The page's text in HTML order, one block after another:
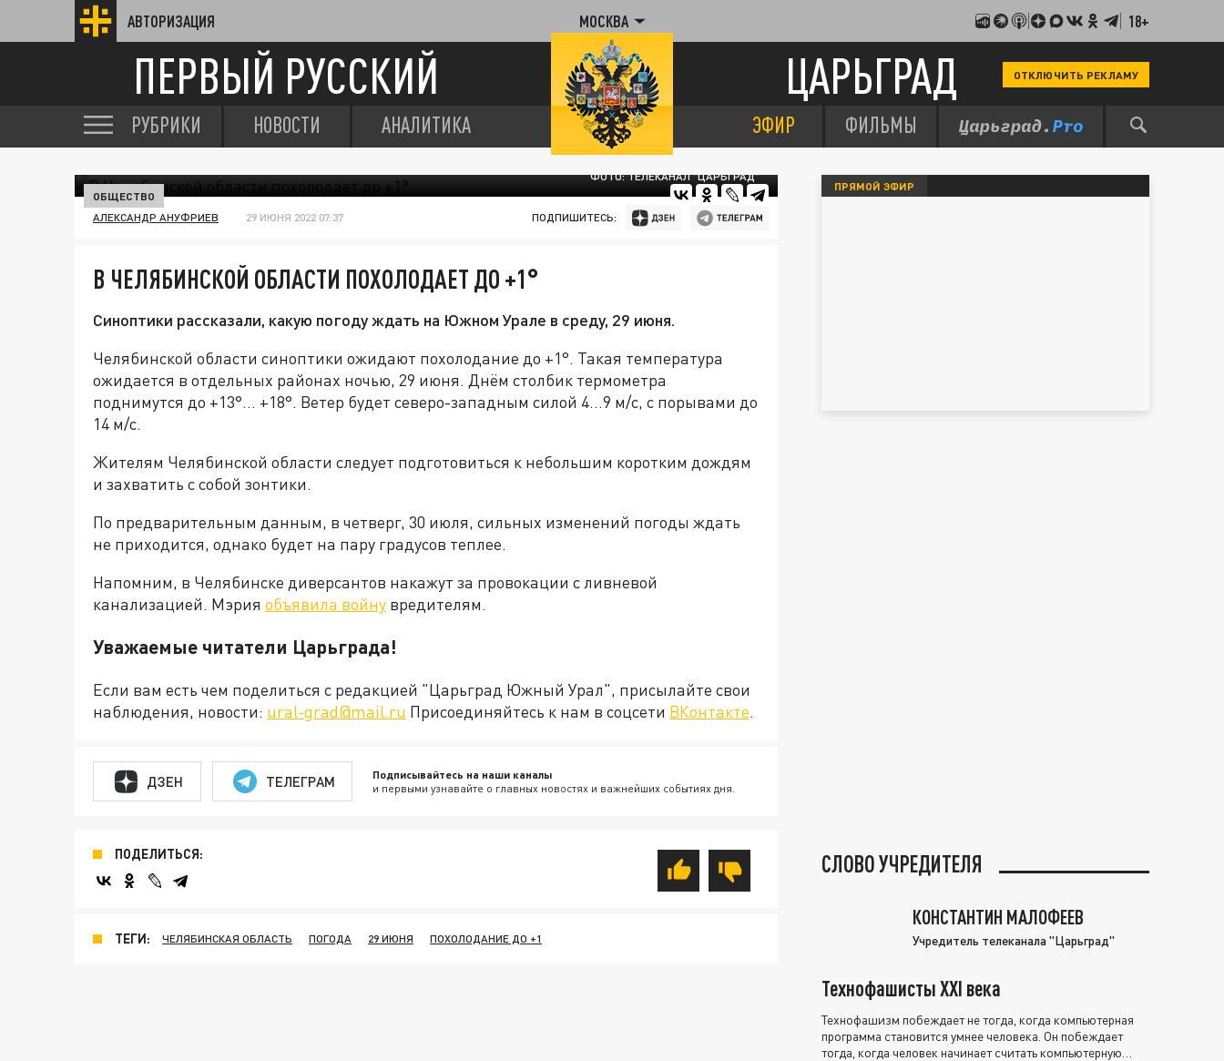
АВТОРИЗАЦИЯ МОСКВА 18+
ПЕРВЫЙ РУССКИЙ ЦАРЬГРАД ОТКЛЮЧИТЬ РЕКЛАМУ
РУБРИКИ НОВОСТИ АНАЛИТИКА ЭФИР ФИЛЬМЫ
ФОТО: ТЕЛЕКАНАЛ "ЦАРЬГРАД"
ОБЩЕСТВО
АЛЕКСАНДР АНУФРИЕВ 29 ИЮНЯ 2022 07:37 ПОДПИШИТЕСЬ:
В ЧЕЛЯБИНСКОЙ ОБЛАСТИ ПОХОЛОДАЕТ ДО +1°
Синоптики рассказали, какую погоду ждать на Южном Урале в среду, 29 июня.
Челябинской области синоптики ожидают похолодание до +1°. Такая температура
ожидается в отдельных районах ночью, 29 июня. Днём столбик термометра
поднимутся до +13°... +18°. Ветер будет северо-западным силой 4...9 м/с, с порывами до
14 м/с.
Жителям Челябинской области следует подготовиться к небольшим коротким дождям
и захватить с собой зонтики.
По предварительным данным, в четверг, 30 июля, сильных изменений погоды ждать
не приходится, однако будет на пару градусов теплее.
Напомним, в Челябинске диверсантов накажут за провокации с ливневой
канализацией. Мэрия объявила войну вредителям.
Уважаемые читатели Царьграда!
Если вам есть чем поделиться с редакцией "Царьград Южный Урал", присылайте свои
наблюдения, новости: ural-grad@mail.ru Присоединяйтесь к нам в соцсети ВКонтакте.
ДЗЕН ТЕЛЕГРАМ Подписывайтесь на наши каналы
и первыми узнавайте о главных новостях и важнейших событиях дня.
ПОДЕЛИТЬСЯ:
ТЕГИ: ЧЕЛЯБИНСКАЯ ОБЛАСТЬ ПОГОДА 29 ИЮНЯ ПОХОЛОДАНИЕ ДО +1
ПРЯМОЙ ЭФИР
СЛОВО УЧРЕДИТЕЛЯ
КОНСТАНТИН МАЛОФЕЕВ
Учредитель телеканала "Царьград"
Технофашисты XXI века
Технофашизм побеждает не тогда, когда компьютерная
программа становится умнее человека. Он побеждает
тогда, когда человек начинает считать компьютерную